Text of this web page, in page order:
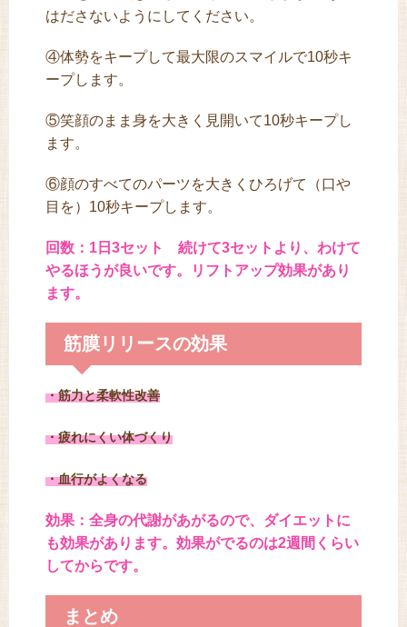
はださないようにしてください。
④体勢をキープして最大限のスマイルで10秒キ
ープします。
⑤笑顔のまま身を大きく見開いて10秒キープし
ます。
⑥顔のすべてのパーツを大きくひろげて（口や
目を）10秒キープします。
回数：1日3セット 続けて3セットより、わけて
やるほうが良いです。リフトアップ効果があり
ます。
筋膜リリースの効果
・筋力と柔軟性改善
・疲れにくい体づくり
・血行がよくなる
効果：全身の代謝があがるので、ダイエットに
も効果があります。効果がでるのは2週間くらい
してからです。
まとめ